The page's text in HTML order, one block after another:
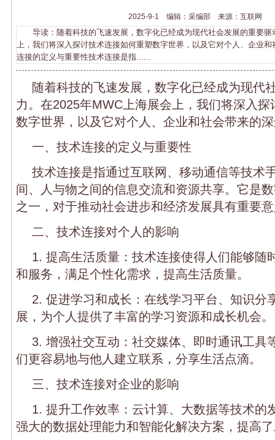
2025-9-1 编辑：采编部 来源：互联网
导读：随着科技的飞速发展，数字化已经成为现代社会发展的重要驱
上，我们将深入探讨技术连接如何重塑数字世界，以及它对个人、企业
连接的定义与重要性技术连接是指......
随着科技的飞速发展，数字化已经成为现代
力。在2025年MWC上海展会上，我们将深入
数字世界，以及它对个人、企业和社会带来的
一、技术连接的定义与重要性
技术连接是指通过互联网、移动通信等技术
间、人与物之间的信息交流和资源共享。它是
之一，对于推动社会进步和经济发展具有重要
二、技术连接对个人的影响
1. 提高生活质量：技术连接使得人们能够随
和服务，满足个性化需求，提高生活质量。
2. 促进学习和成长：在线学习平台、知识分
展，为个人提供了丰富的学习资源和成长机会。
3. 增强社交互动：社交媒体、即时通讯工具
们更容易地与他人建立联系，分享生活点滴。
三、技术连接对企业的影响
1. 提升工作效率：云计算、大数据等技术的
强大的数据处理能力和智能化解决方案，提高